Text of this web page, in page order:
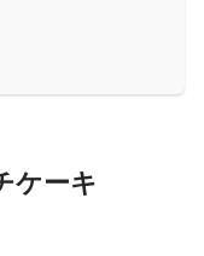
ケーキ